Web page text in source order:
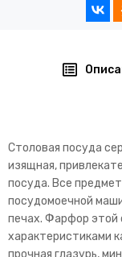
Столовая посуда
изящная,
посуда. Все
посудомоечной
печах. Фарфор этой
характеристиками